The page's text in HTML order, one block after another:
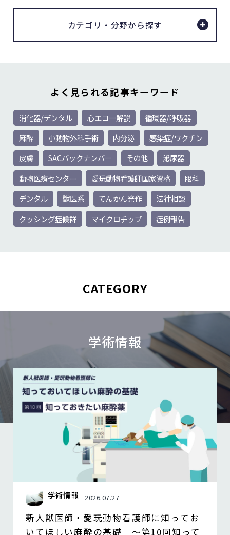
共立製薬デンタルケア製品のご紹介
いてほしい麻酔の基礎 ～第10回知って
おきたい麻酔薬～
カテゴリ・分野から探す
よく見られる記事キーワード
消化器/デンタル 心エコー解説
循環器/呼吸器
麻酔
小動物外科手術 内分泌
感染症/ワクチン
皮膚
SACバックナンバー その他
泌尿器
動物医療センター
愛玩動物看護師国家資格
眼科
デンタル
獣医系 てんかん発作
法律相談
クッシング症候群
マイクロチップ 症例報告
CATEGORY
学術情報
学術情報 2026.07.27
新人獣医師・愛玩動物看護師に知ってお
いてほしい麻酔の基礎 ～第10回知って